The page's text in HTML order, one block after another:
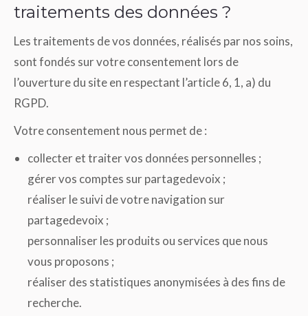
traitements des données ?
Les traitements de vos données, réalisés par nos soins,
sont fondés sur votre consentement lors de
l’ouverture du site en respectant l’article 6, 1, a) du
RGPD.
Votre consentement nous permet de :
collecter et traiter vos données personnelles ;
gérer vos comptes sur partagedevoix ;
réaliser le suivi de votre navigation sur
partagedevoix ;
personnaliser les produits ou services que nous
vous proposons ;
réaliser des statistiques anonymisées à des fins de
recherche.